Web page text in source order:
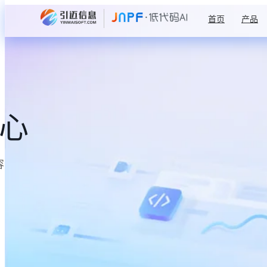
首页 产品